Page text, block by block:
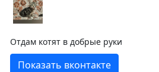
Отдам котят в добрые руки
Показать вконтакте